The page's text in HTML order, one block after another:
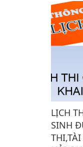
LỊCH
SINH